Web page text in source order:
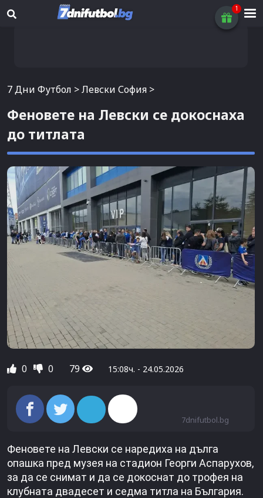
7 Дни Футбол >Левски София >
Феновете на Левски се докоснаха
до титлата
0 0 79 15:08ч. - 24.05.2026
7dnifutbol.bg
Феновете на Левски се наредиха на дълга
опашка пред музея на стадион Георги Аспарухов,
за да се снимат и да се докоснат до трофея на
клубната двадесет и седма титла на България.